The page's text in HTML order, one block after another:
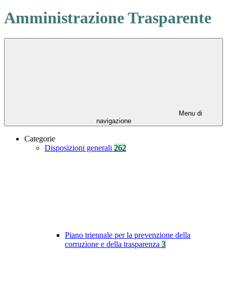
Amministrazione Trasparente
Menu di
navigazione
Categorie
Disposizioni generali 262
Piano triennale per la prevenzione della
corruzione e della trasparenza 3